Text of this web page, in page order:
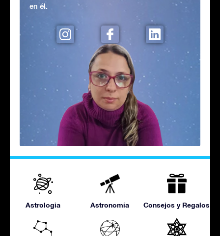
en él.
Astrologia Astronomía Consejos y Regalos